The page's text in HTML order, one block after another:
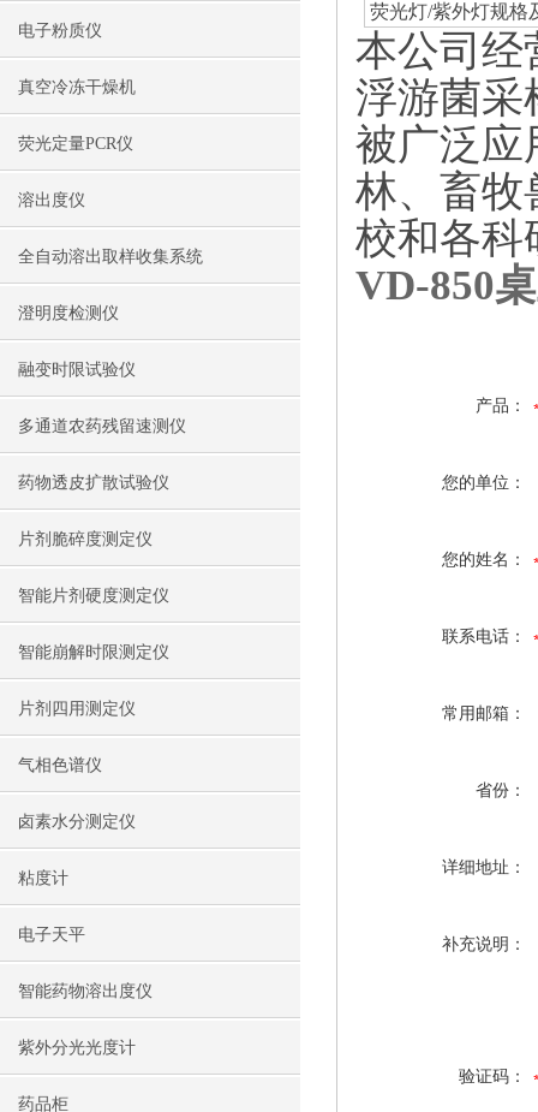
电子粉质仪
真空冷冻干燥机
荧光定量PCR仪
溶出度仪
全自动溶出取样收集系统
澄明度检测仪
融变时限试验仪
多通道农药残留速测仪
药物透皮扩散试验仪
片剂脆碎度测定仪
智能片剂硬度测定仪
智能崩解时限测定仪
片剂四用测定仪
气相色谱仪
卤素水分测定仪
粘度计
电子天平
智能药物溶出度仪
紫外分光光度计
药品柜
荧光灯/紫外灯规格
本公司经
浮游菌采
被广泛应
林、畜牧
校和各科
VD-850
产品：
您的单位：
您的姓名：
联系电话：
常用邮箱：
省份：
详细地址：
补充说明：
验证码：